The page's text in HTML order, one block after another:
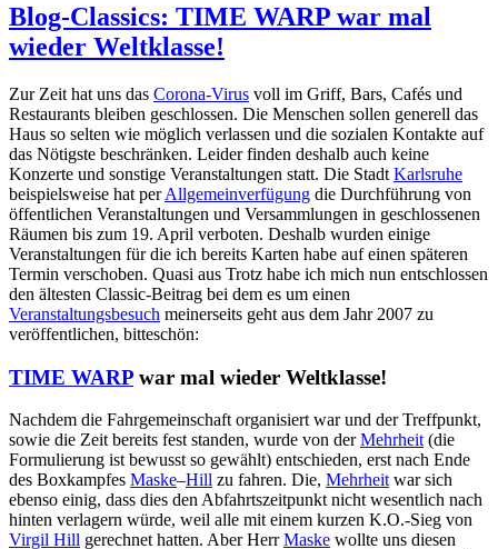
Blog-Classics: TIME WARP war mal
wieder Weltklasse!
Zur Zeit hat uns das Corona-Virus voll im Griff, Bars, Cafés und
Restaurants bleiben geschlossen. Die Menschen sollen generell das
Haus so selten wie möglich verlassen und die sozialen Kontakte auf
das Nötigste beschränken. Leider finden deshalb auch keine
Konzerte und sonstige Veranstaltungen statt. Die Stadt Karlsruhe
beispielsweise hat perAllgemeinverfügung die Durchführung von
öffentlichen Veranstaltungen und Versammlungen in geschlossenen
Räumen bis zum 19. April verboten. Deshalb wurden einige
Veranstaltungen für die ich bereits Karten habe auf einen späteren
Termin verschoben. Quasi aus Trotz habe ich mich nun entschlossen
den ältesten Classic-Beitrag bei dem es um einen
Veranstaltungsbesuch meinerseits geht aus dem Jahr 2007 zu
veröffentlichen, bitteschön:
TIME WARP war mal wieder Weltklasse!
Nachdem die Fahrgemeinschaft organisiert war und der Treffpunkt,
sowie die Zeit bereits fest standen, wurde von derMehrheit (die
Formulierung ist bewusst so gewählt) entschieden, erst nach Ende
des Boxkampfes Maske–Hill zu fahren. Die, Mehrheit war sich
ebenso einig, dass dies den Abfahrtszeitpunkt nicht wesentlich nach
hinten verlagern würde, weil alle mit einem kurzen K.O.-Sieg von
Virgil Hill gerechnet hatten. Aber HerrMaske wollte uns diesen